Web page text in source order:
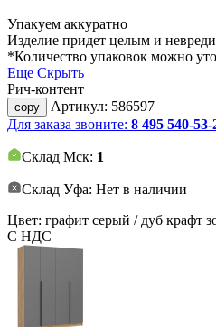
Упакуем аккуратно
Изделие придет целым и
*Количество упаковок можно
Еще Скрыть
Рич-контент
copy Артикул: 586597
Для заказа звоните: 8 495 540-53-
Склад Мск: 1
Склад Уфа: Нет в наличии
Цвет: графит серый / дуб крафт
С НДС